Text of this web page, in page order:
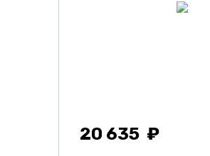
20 635